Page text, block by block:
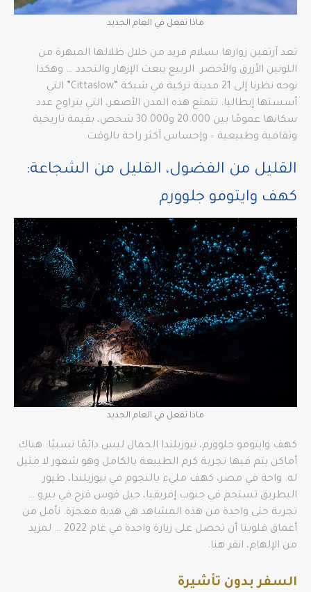
ماذا تفعل في العام الجديد
تعد آرتفين زوارها بسلام فريد من خلال ظلالها المبهرة من
اللونين الأزرق والأخضر. الربيع يبعث الإزهار والتجدد … وهكذا
نوجه نظرنا إلى 21 مدينة تركية في شبكة “Cittaslow” التي
أسستها إيطاليا. تتمتع هذه المدن الأصغر، التي يتراوح عدد
سكانها عمومًا بين 20.000 و30.000 شخص، بقيمة تاريخية
وثقافية وطبيعية – وإحساس أكثر راحة بالوقت.
القليل من الفضول، القليل من الشجاعة:
كهف وايتومو جلوورم
ماذا تفعل في العام الجديد
كهف وايتومو جلوورم، نيوزيلندا الجمال ليس دائمًا نسبيًا: هناك
أماكن يتم فيها تجربة كرم الطبيعة بالكامل وهو شعور لا مثيل
له. واحة في مصر، كهف مليء بالنجوم في نيوزيلندا، طيور
البطريق تستحم في جنوب إفريقيا، جبل قوس قزح في بيرو …
تجربة حتى واحدة من هذه المشاهد هي هدية معجزة. نأمل من
أعماق قلوبنا أن تحصل على زيارة واحدة في عام 2022 … لمزيد
من الإلهام، انقر هنا.
السفر بدون تأشيرة